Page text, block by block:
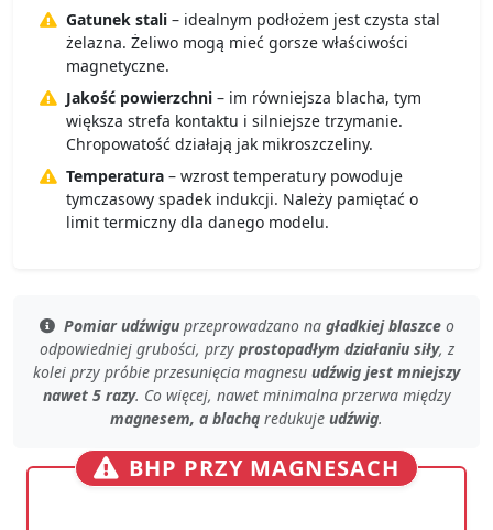
Gatunek stali – idealnym podłożem jest czysta stal
żelazna. Żeliwo mogą mieć gorsze właściwości
magnetyczne.
Jakość powierzchni – im równiejsza blacha, tym
większa strefa kontaktu i silniejsze trzymanie.
Chropowatość działają jak mikroszczeliny.
Temperatura – wzrost temperatury powoduje
tymczasowy spadek indukcji. Należy pamiętać o
limit termiczny dla danego modelu.
Pomiar udźwiguprzeprowadzano na gładkiej blaszceo
odpowiedniej grubości, przy prostopadłym działaniu siły, z
kolei przy próbie przesunięcia magnesu udźwig jest mniejszy
nawet 5 razy. Co więcej, nawet minimalna przerwamiędzy
magnesem, a blachą redukuje udźwig.
BHP PRZY MAGNESACH